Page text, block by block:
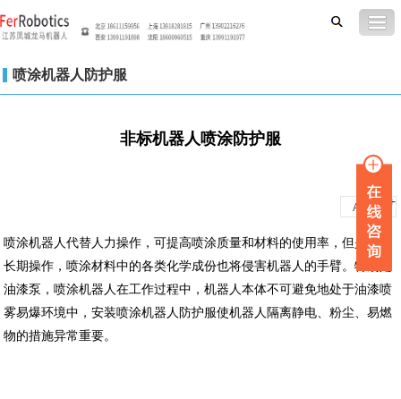
喷涂机器人防护服
非标机器人喷涂防护服
A A +
喷涂机器人代替人力操作，可提高喷涂质量和材料的使用率，但是由于
长期操作，喷涂材料中的各类化学成份也将侵害机器人的手臂。特别是
油漆泵，喷涂机器人在工作过程中，机器人本体不可避免地处于油漆喷
雾易爆环境中，安装喷涂机器人防护服使机器人隔离静电、粉尘、易燃
物的措施异常重要。